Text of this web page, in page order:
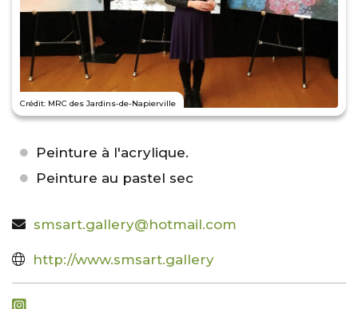
Crédit: MRC des Jardins-de-Napierville
Peinture à l'acrylique.
Peinture au pastel sec
smsart.gallery@hotmail.com
http://www.smsart.gallery